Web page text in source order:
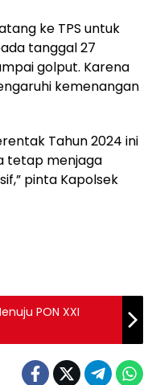
ke TPS untuk
tanggal 27
golput. Karena
kemenangan
Tahun 2024 ini
tetap menjaga
pinta Kapolsek
PON XXI